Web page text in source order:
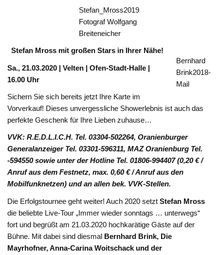
Stefan_Mross2019
Fotograf Wolfgang
Breiteneicher
Bernhard
Brink2018-
Mail
Stefan Mross mit großen Stars in Ihrer Nähe!
Sa., 21.03.2020 | Velten | Ofen-Stadt-Halle |
16.00 Uhr
Sichern Sie sich bereits jetzt Ihre Karte im
Vorverkauf! Dieses unvergessliche Showerlebnis ist auch das
perfekte Geschenk für Ihre Lieben zuhause…
VVK: R.E.D.L.I.C.H. Tel. 03304-502264, Oranienburger
Generalanzeiger Tel. 03301-596311, MAZ Oranienburg Tel.
-594550 sowie unter der Hotline Tel. 01806-994407 (0,20 € /
Anruf aus dem Festnetz, max. 0,60 € / Anruf aus den
Mobilfunknetzen) und an allen bek. VVK-Stellen.
Die Erfolgstournee geht weiter! Auch 2020 setztStefan Mross
die beliebte Live-Tour „Immer wieder sonntags … unterwegs“
fort und begrüßt am 21.03.2020 hochkarätige Gäste auf der
Bühne. Mit dabei sind diesmal Bernhard Brink, Die
Mayrhofner, Anna-Carina Woitschack und der